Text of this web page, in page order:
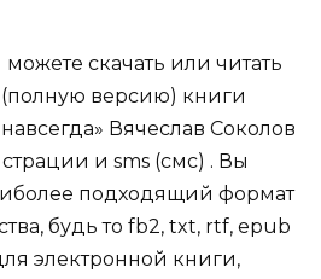
скачать или читать
версию) книги
Вячеслав Соколов
и sms (смс) . Вы
подходящий формат
будь то fb2, txt, rtf, epub
электронной книги,